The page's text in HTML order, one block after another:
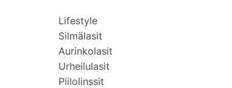
Lifestyle
Silmälasit
Aurinkolasit
Urheilulasit
Piilolinssit